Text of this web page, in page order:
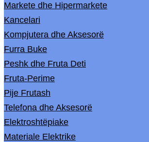
Markete dhe Hipermarkete
Kancelari
Kompjutera dhe Aksesorë
Furra Buke
Peshk dhe Fruta Deti
Fruta-Perime
Pije Frutash
Telefona dhe Aksesorë
Elektroshtëpiake
Materiale Elektrike